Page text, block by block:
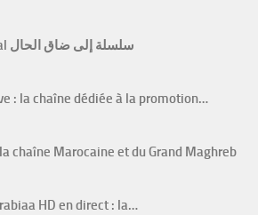
Série Ila Da9 Lhal سلسلة إلى ضاق الحال
: la chaîne dédiée à la promotion…
chaîne Marocaine et du Grand Maghreb
HD en direct : la…